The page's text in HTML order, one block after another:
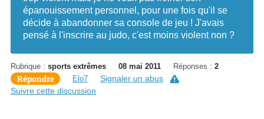
épanouissement personnel, pour une fois qu'il se
décide à abandonner sa console de jeu ! J'avais
pensé à l'inscrire au judo, c'est moins violent non ?
Rubrique : sports extrêmes 08 mai 2011 Réponses : 2
Répondre Elo7
Signaler un abus
Suivre cette discussion